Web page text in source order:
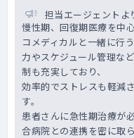
担当エージェントよ
慢性期、回復期医療を中
コメディカルと一緒に行
力やスケジュール管理な
制も充実しており、
効率的でストレスも軽減
す。
患者さんに急性期治療が
合病院との連携を密に取